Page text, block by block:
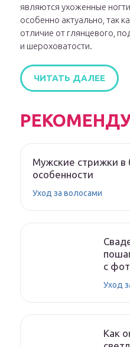
являются ухоженные
особенно актуально, так
отличие от глянцевого,
и шероховатости.
ЧИТАТЬ ДАЛЕЕ
Мужские стрижки
особенности
Уход за волосами
с
Уход
Как